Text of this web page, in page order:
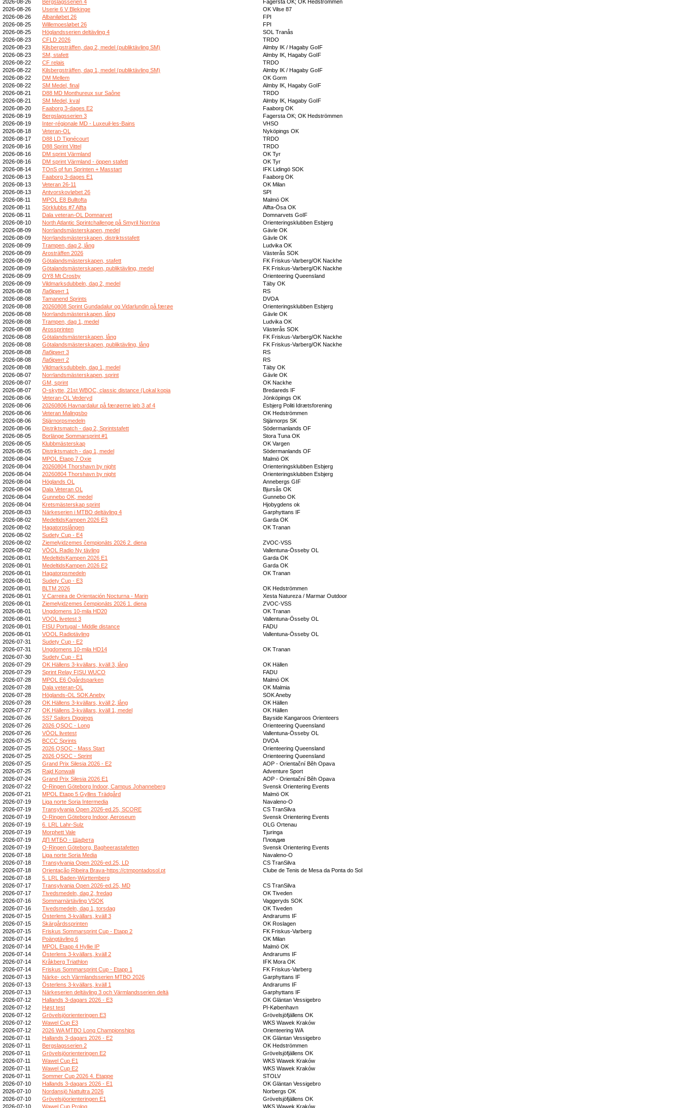
2026-08-26 Bergslagsserien 4
Fagersta OK; OK Hedströmmen
2026-08-26
Userie 6 V Blekinge
OK Vilse 87
2026-08-26
Albaniløbet 26
FPI
2026-08-25
Willemoesløbet 26
FPI
2026-08-25
Höglandsserien deltävling 4
SOL Tranås
2026-08-23
CFLD 2026
TRDO
2026-08-23
Kilsbergsträffen, dag 2, medel (publiktävling SM)
Almby IK / Hagaby GoIF
2026-08-23
SM, stafett
Almby IK, Hagaby GoIF
2026-08-22
CF relais
TRDO
2026-08-22
Kilsbergsträffen, dag 1, medel (publiktävling SM)
Almby IK / Hagaby GoIF
2026-08-22
DM Mellem
OK Gorm
2026-08-22
SM Medel, final
Almby IK, Hagaby GoIF
2026-08-21
D88 MD Monthureux sur Saône
TRDO
2026-08-21
SM Medel, kval
Almby IK, Hagaby GoIF
2026-08-20
Faaborg 3-dages E2
Faaborg OK
2026-08-19
Bergslagsserien 3
Fagersta OK; OK Hedströmmen
2026-08-19
Inter-régionale MD - Luxeuil-les-Bains
VHSO
2026-08-18
Veteran-OL
Nyköpings OK
2026-08-17
D88 LD Tignécourt
TRDO
2026-08-16
D88 Sprint Vittel
TRDO
2026-08-16
DM sprint Värmland
OK Tyr
2026-08-16
DM sprint Värmland - öppen stafett
OK Tyr
2026-08-14
TOnS of fun Sprinten + Masstart
IFK Lidingö SOK
2026-08-13
Faaborg 3-dages E1
Faaborg OK
2026-08-13
Veteran 26-11
OK Milan
2026-08-13
Antvorskovløbet 26
SPI
2026-08-11
MPOL E8 Bulltofta
Malmö OK
2026-08-11
Sörklubbs #7 Alfta
Alfta-Ösa OK
2026-08-11
Dala veteran-OL Domnarvet
Domnarvets GoIF
2026-08-10
North Atlantic Sprintchallenge på Smyril Norröna
Orienteringsklubben Esbjerg
2026-08-09
Norrlandsmästerskapen, medel
Gävle OK
2026-08-09
Norrlandsmästerskapen, distriktsstafett
Gävle OK
2026-08-09
Trampen, dag 2, lång
Ludvika OK
2026-08-09
Arosträffen 2026
Västerås SOK
2026-08-09
Götalandsmästerskapen, stafett
FK Friskus-Varberg/OK Nackhe
2026-08-09
Götalandsmästerskapen, publiktävling, medel
FK Friskus-Varberg/OK Nackhe
2026-08-09
OY8 Mt Crosby
Orienteering Queensland
2026-08-09
Vildmarksdubbeln, dag 2, medel
Täby OK
2026-08-08
Лабіринт 1
RS
2026-08-08
Tamanend Sprints
DVOA
2026-08-08
20260808 Sprint Gundadalur og Vidarlundin på færøe
Orienteringsklubben Esbjerg
2026-08-08
Norrlandsmästerskapen, lång
Gävle OK
2026-08-08
Trampen, dag 1, medel
Ludvika OK
2026-08-08
Arossprinten
Västerås SOK
2026-08-08
Götalandsmästerskapen, lång
FK Friskus-Varberg/OK Nackhe
2026-08-08
Götalandsmästerskapen, publiktävling, lång
FK Friskus-Varberg/OK Nackhe
2026-08-08
Лабіринт 3
RS
2026-08-08
Лабіринт 2
RS
2026-08-08
Vildmarksdubbeln, dag 1, medel
Täby OK
2026-08-07
Norrlandsmästerskapen, sprint
Gävle OK
2026-08-07
GM, sprint
OK Nackhe
2026-08-07
O-skytte, 21st WBOC, classic distance (Lokal kopia
Bredareds IF
2026-08-06
Veteran-OL Vederyd
Jönköpings OK
2026-08-06
20260806 Havnardalur på færøerne løb 3 af 4
Esbjerg Politi Idrætsforening
2026-08-06
Veteran Malingsbo
OK Hedströmmen
2026-08-06
Stjärnorpsmedeln
Stjärnorps SK
2026-08-06
Distriktsmatch - dag 2, Sprintstafett
Södermanlands OF
2026-08-05
Borlänge Sommarsprint #1
Stora Tuna OK
2026-08-05
Klubbmästerskap
OK Vargen
2026-08-05
Distriktsmatch - dag 1, medel
Södermanlands OF
2026-08-04
MPOL Etapp 7 Oxie
Malmö OK
2026-08-04
20260804 Thorshavn by night
Orienteringsklubben Esbjerg
2026-08-04
20260804 Thorshavn by night
Orienteringsklubben Esbjerg
2026-08-04
Höglands OL
Annebergs GIF
2026-08-04
Dala Veteran OL
Bjursås OK
2026-08-04
Gunnebo OK, medel
Gunnebo OK
2026-08-04
Kretsmästerskap sprint
Hjobygdens ok
2026-08-03
Närkeserien i MTBO deltävling 4
Garphyttans IF
2026-08-02
MedeltidsKampen 2026 E3
Garda OK
2026-08-02
Hagatorpslången
OK Tranan
2026-08-02
Sudety Cup - E4
2026-08-02
Ziemeļvidzemes čempionāts 2026 2. diena
ZVOC-VSS
2026-08-02
VÖOL Radio Ny tävling
Vallentuna-Össeby OL
2026-08-01
MedeltidsKampen 2026 E1
Garda OK
2026-08-01
MedeltidsKampen 2026 E2
Garda OK
2026-08-01
Hagatorpsmedeln
OK Tranan
2026-08-01
Sudety Cup - E3
2026-08-01
BLTM 2026
OK Hedströmmen
2026-08-01
V Carreira de Orientación Nocturna - Marin
Xesta Natureza / Marmar Outdoor
2026-08-01
Ziemeļvidzemes čempionāts 2026 1. diena
ZVOC-VSS
2026-08-01
Ungdomens 10-mila HD20
OK Tranan
2026-08-01
VOOL livetest 3
Vallentuna-Össeby OL
2026-08-01
FISU Portugal - Middle distance
FADU
2026-08-01
VOOL Radiotävling
Vallentuna-Össeby OL
2026-07-31
Sudety Cup - E2
2026-07-31
Ungdomens 10-mila HD14
OK Tranan
2026-07-30
Sudety Cup - E1
2026-07-29
OK Hällens 3-kvällars, kväll 3, lång
OK Hällen
2026-07-29
Sprint Relay FISU WUCO
FADU
2026-07-28
MPOL E6 Ögårdsparken
Malmö OK
2026-07-28
Dala veteran-OL
OK Malmia
2026-07-28
Höglands-OL SOK Aneby
SOK Aneby
2026-07-28
OK Hällens 3-kvällars, kväll 2, lång
OK Hällen
2026-07-27
OK Hällens 3-kvällars, kväll 1, medel
OK Hällen
2026-07-26
SS7 Sailors Diggings
Bayside Kangaroos Orienteers
2026-07-26
2026 QSOC - Long
Orienteering Queensland
2026-07-26
VÖOL livetest
Vallentuna-Össeby OL
2026-07-25
BCCC Sprints
DVOA
2026-07-25
2026 QSOC - Mass Start
Orienteering Queensland
2026-07-25
2026 QSOC - Sprint
Orienteering Queensland
2026-07-25
Grand Prix Silesia 2026 - E2
AOP - Orientační Běh Opava
2026-07-25
Rajd Konwalii
Adventure Sport
2026-07-24
Grand Prix Silesia 2026 E1
AOP - Orientační Běh Opava
2026-07-22
O-Ringen Göteborg Indoor, Campus Johanneberg
Svensk Orientering Events
2026-07-21
MPOL Etapp 5 Gyllins Trädgård
Malmö OK
2026-07-19
Liga norte Soria Intermedia
Navaleno-O
2026-07-19
Transylvania Open 2026-ed.25, SCORE
CS TranSilva
2026-07-19
O-Ringen Göteborg Indoor, Aeroseum
Svensk Orientering Events
2026-07-19
6. LRL Lahr-Sulz
OLG Ortenau
2026-07-19
Morphett Vale
Tjuringa
2026-07-19
ДП МТБО - Щафета
Пловдив
2026-07-19
O-Ringen Göteborg, Bagheerastafetten
Svensk Orientering Events
2026-07-18
Liga norte Soria Media
Navaleno-O
2026-07-18
Transylvania Open 2026-ed.25, LD
CS TranSilva
2026-07-18
Orientação Ribeira Brava-https://ctmpontadosol.pt
Clube de Tenis de Mesa da Ponta do Sol
2026-07-18
5. LRL Baden-Württemberg
2026-07-17
Transylvania Open 2026-ed.25, MD
CS TranSilva
2026-07-17
Tivedsmedeln, dag 2, fredag
OK Tiveden
2026-07-16
Sommarnärtävling VSOK
Vaggeryds SOK
2026-07-16
Tivedsmedeln, dag 1, torsdag
OK Tiveden
2026-07-15
Österlens 3-kvällars, kväll 3
Andrarums IF
2026-07-15
Skärgårdssprinten
OK Roslagen
2026-07-15
Friskus Sommarsprint Cup - Etapp 2
FK Friskus-Varberg
2026-07-14
Poängtävling 6
OK Milan
2026-07-14
MPOL Etapp 4 Hyllie IP
Malmö OK
2026-07-14
Österlens 3-kvällars, kväll 2
Andrarums IF
2026-07-14
Kråkberg Triathlon
IFK Mora OK
2026-07-14
Friskus Sommarsprint Cup - Etapp 1
FK Friskus-Varberg
2026-07-13
Närke- och Värmlandsserien MTBO 2026
Garphyttans IF
2026-07-13
Österlens 3-kvällars, kväll 1
Andrarums IF
2026-07-13
Närkeserien deltävling 3 och Värmlandsserien deltä
Garphyttans IF
2026-07-12
Hallands 3-dagars 2026 - E3
OK Gläntan Vessigebro
2026-07-12
Høst test
PI-København
2026-07-12
Grövelsjöorienteringen E3
Grövelsjöfjällens OK
2026-07-12
Wawel Cup E3
WKS Wawek Kraków
2026-07-12
2026 WA MTBO Long Championships
Orienteering WA
2026-07-11
Hallands 3-dagars 2026 - E2
OK Gläntan Vessigebro
2026-07-11
Bergslagsserien 2
OK Hedströmmen
2026-07-11
Grövelsjöorienteringen E2
Grövelsjöfjällens OK
2026-07-11
Wawel Cup E1
WKS Wawek Kraków
2026-07-11
Wawel Cup E2
WKS Wawek Kraków
2026-07-11
Sommer Cup 2026 4. Etappe
STOLV
2026-07-10
Hallands 3-dagars 2026 - E1
OK Gläntan Vessigebro
2026-07-10
Nordansjö Nattultra 2026
Norbergs OK
2026-07-10
Grövelsjöorienteringen E1
Grövelsjöfjällens OK
2026-07-10
Wawel Cup Prolog
WKS Wawek Kraków